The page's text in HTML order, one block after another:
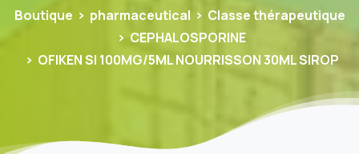
Boutique pharmaceutical
Classe thérapeutique
CEPHALOSPORINE
OFIKEN SI 100MG/5ML NOURRISSON 30ML SIROP